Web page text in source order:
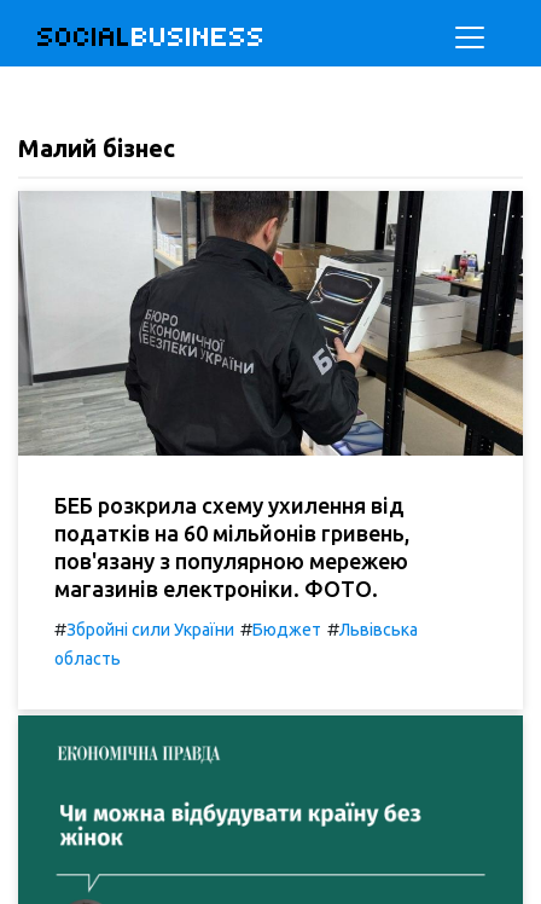
SOCIALBUSINESS
Малий бізнес
БЕБ розкрила схему ухилення від
податків на 60 мільйонів гривень,
пов'язану з популярною мережею
магазинів електроніки. ФОТО.
#Збройні сили України #Бюджет #Львівська
область